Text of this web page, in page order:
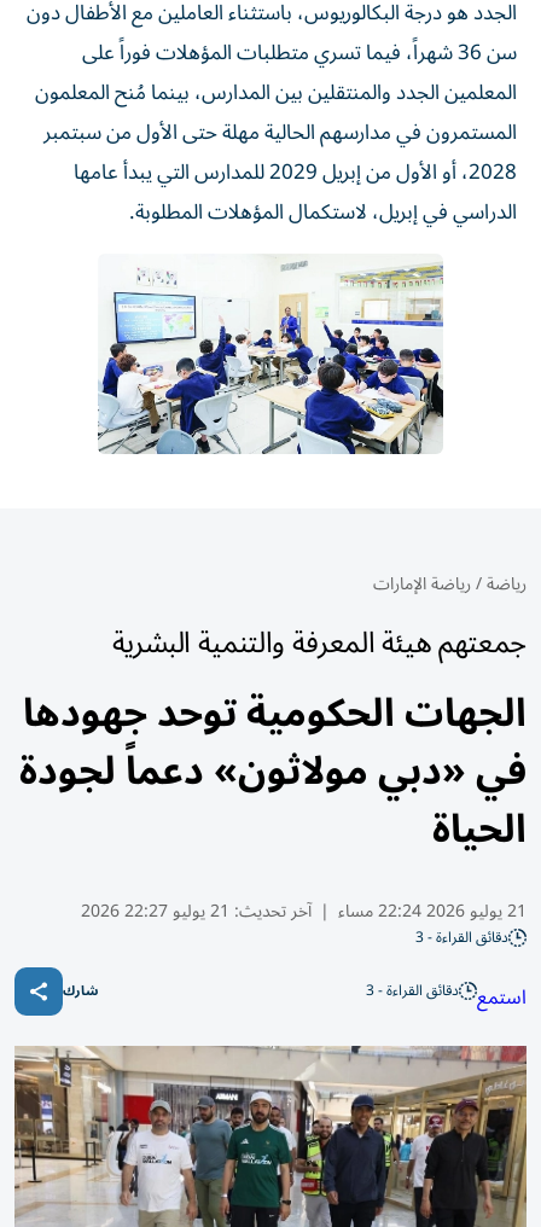
الجدد هو درجة البكالوريوس، باستثناء العاملين مع الأطفال دون
سن 36 شهراً، فيما تسري متطلبات المؤهلات فوراً على
المعلمين الجدد والمنتقلين بين المدارس، بينما مُنح المعلمون
المستمرون في مدارسهم الحالية مهلة حتى الأول من سبتمبر
2028، أو الأول من إبريل 2029 للمدارس التي يبدأ عامها
الدراسي في إبريل، لاستكمال المؤهلات المطلوبة.
رياضة/رياضة الإمارات
جمعتهم هيئة المعرفة والتنمية البشرية
الجهات الحكومية توحد جهودها
في «دبي مولاثون» دعماً لجودة
الحياة
21 يوليو 2026 22:24 مساء | آخر تحديث: 21 يوليو 22:27 2026
دقائق القراءة - 3
استمع دقائق القراءة - 3 شارك